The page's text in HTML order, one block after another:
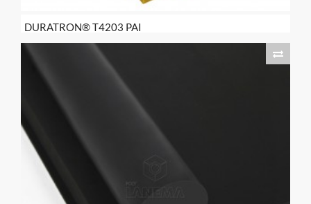
DURATRON® T4203 PAI